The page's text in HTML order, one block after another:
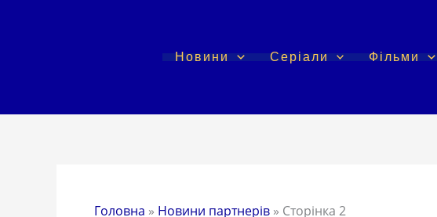
Новини Серіали Фільми
Головна » Новини партнерів » Сторінка 2